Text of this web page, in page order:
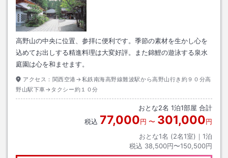
高野山の中央に位置、参拝に便利です。季節の素材を生かし心を
込めてお出しする精進料理は大変好評。また錦鯉の遊泳する泉水
庭園は心を和ませます。
アクセス： 関西空港→私鉄南海高野線難波駅から高野山行き約９０分高
野山駅下車→タクシー約１０分
おとな2名 1泊1部屋 合計
税込 77,000円 〜 301,000円
おとな1名 (2名1室)｜ 1泊
税込 38,500円〜150,500円